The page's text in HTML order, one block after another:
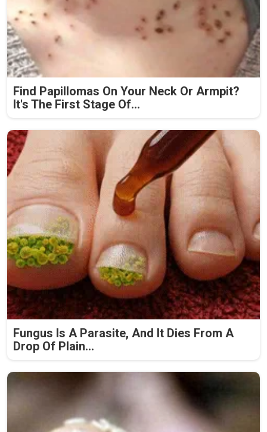
Find Papillomas On Your Neck Or Armpit?
It's The First Stage Of...
Fungus Is A Parasite, And It Dies From A
Drop Of Plain...